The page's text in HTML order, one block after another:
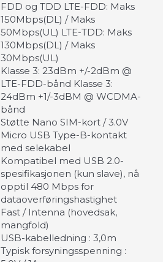
FDD og TDD LTE-FDD: Maks
150Mbps(DL) / Maks
50Mbps(UL) LTE-TDD: Maks
130Mbps(DL) / Maks
30Mbps(UL)
Klasse 3: 23dBm +/-2dBm @
LTE-FDD-bånd Klasse 3:
24dBm +1/-3dBM @ WCDMA-
bånd
Støtte Nano SIM-kort / 3.0V
Micro USB Type-B-kontakt
med selekabel
Kompatibel med USB 2.0-
spesifikasjonen (kun slave), nå
opptil 480 Mbps for
dataoverføringshastighet
Fast / Intenna (hovedsak,
mangfold)
USB-kabelledning : 3,0m
Typisk forsyningsspenning :